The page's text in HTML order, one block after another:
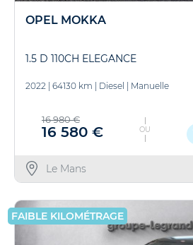
OPEL MOKKA
1.5 D 110CH ELEGANCE
2022 64130 km Diesel Manuelle
16 980 €
16 580 € OU
Le Mans
FAIBLE KILOMÉTRAGE